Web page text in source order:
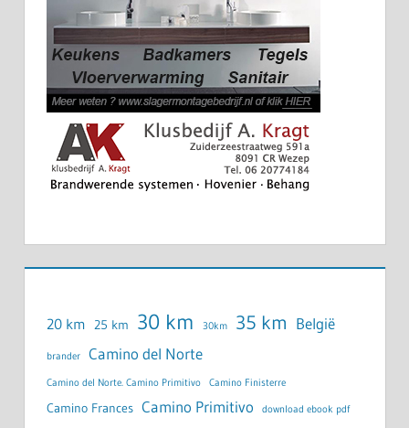
20 km 25 km 30 km 30km 35 km België
brander Camino del Norte
Camino del Norte. Camino Primitivo Camino Finisterre
Camino Frances Camino Primitivo download ebook pdf